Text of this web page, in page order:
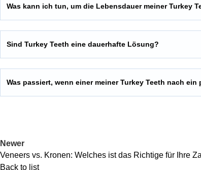
Was kann ich tun, um die Lebensdauer meiner Turkey
Sind Turkey Teeth eine dauerhafte Lösung?
Was passiert, wenn einer meiner Turkey Teeth nach
Newer
Veneers vs. Kronen: Welches ist das Richtige für Ihre
Back to list